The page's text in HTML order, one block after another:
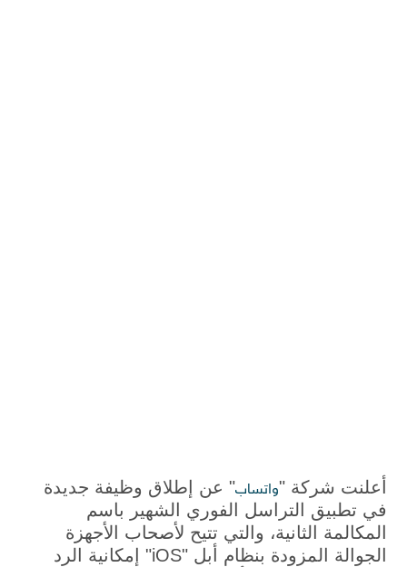
أعلنت شركة "​واتساب​" عن إطلاق وظيفة جديدة
في تطبيق التراسل الفوري الشهير باسم
المكالمة الثانية، والتي تتيح لأصحاب الأجهزة
الجوالة المزودة بنظام أبل "iOS" إمكانية الرد